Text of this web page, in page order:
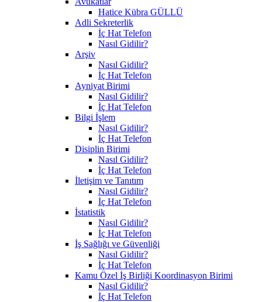
Hatice Kübra GÜLLÜ
Adli Sekreterlik
İç Hat Telefon
Nasıl Gidilir?
Arşiv
Nasıl Gidilir?
İç Hat Telefon
Ayniyat Birimi
Nasıl Gidilir?
İç Hat Telefon
Bilgi İşlem
Nasıl Gidilir?
İç Hat Telefon
Disiplin Birimi
Nasıl Gidilir?
İç Hat Telefon
İletişim ve Tanıtım
Nasıl Gidilir?
İç Hat Telefon
İstatistik
Nasıl Gidilir?
İç Hat Telefon
İş Sağlığı ve Güvenliği
Nasıl Gidilir?
İç Hat Telefon
Kamu Özel İş Birliği Koordinasyon Birimi
Nasıl Gidilir?
İç Hat Telefon